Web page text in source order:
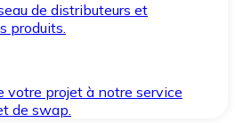
de distributeurs et
produits.
votre projet à notre service
de swap.